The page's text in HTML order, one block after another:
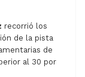
recorrió los
de la pista
de
al 30 por